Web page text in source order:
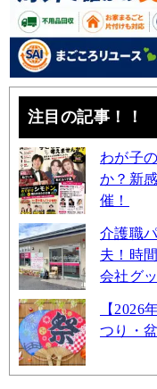
注目の記事！！
わが子
か？新
催！
介護職
夫！時
会社グ
【2026
つり・